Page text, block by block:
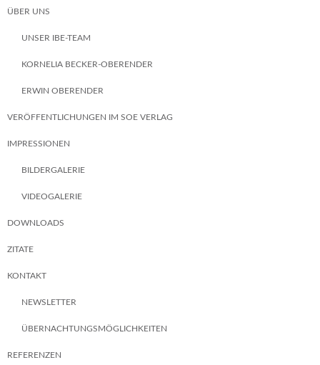
ÜBER UNS
UNSER IBE-TEAM
KORNELIA BECKER-OBERENDER
ERWIN OBERENDER
VERÖFFENTLICHUNGEN IM SOE VERLAG
IMPRESSIONEN
BILDERGALERIE
VIDEOGALERIE
DOWNLOADS
ZITATE
KONTAKT
NEWSLETTER
ÜBERNACHTUNGSMÖGLICHKEITEN
REFERENZEN